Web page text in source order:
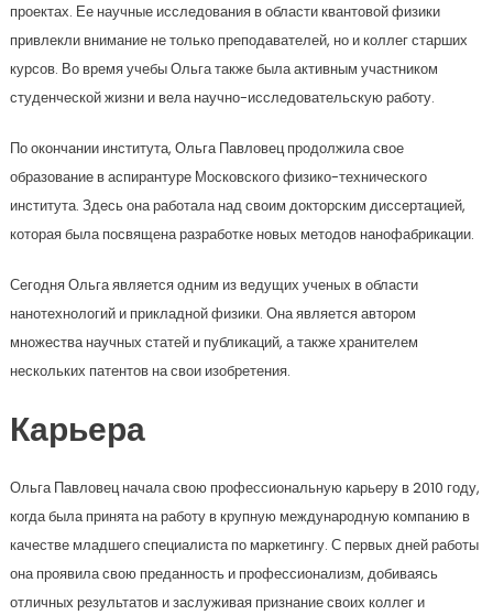
проектах. Ее научные исследования в области квантовой физики
привлекли внимание не только преподавателей, но и коллег старших
курсов. Во время учебы Ольга также была активным участником
студенческой жизни и вела научно-исследовательскую работу.
По окончании института, Ольга Павловец продолжила свое
образование в аспирантуре Московского физико-технического
института. Здесь она работала над своим докторским диссертацией,
которая была посвящена разработке новых методов нанофабрикации.
Сегодня Ольга является одним из ведущих ученых в области
нанотехнологий и прикладной физики. Она является автором
множества научных статей и публикаций, а также хранителем
нескольких патентов на свои изобретения.
Карьера
Ольга Павловец начала свою профессиональную карьеру в 2010 году,
когда была принята на работу в крупную международную компанию в
качестве младшего специалиста по маркетингу. С первых дней работы
она проявила свою преданность и профессионализм, добиваясь
отличных результатов и заслуживая признание своих коллег и